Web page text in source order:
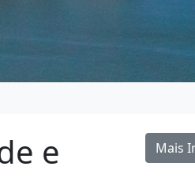
Mais
e